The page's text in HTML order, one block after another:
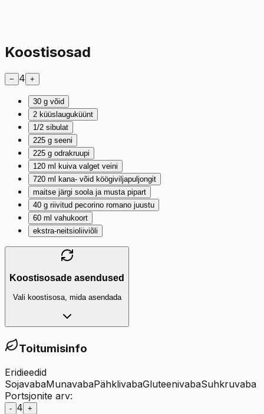
Koostisosad
− 4 +
30 g võid
2 küüslauguküünt
1/2 sibulat
225 g seeni
225 g odrakruupi
120 ml kuiva valget veini
720 ml kana- võid köögiviljapuljongit
maitse järgi soola ja musta pipart
40 g riivitud pecorino romano juustu
60 ml vahukoort
ekstra-neitsioliiviõli
Koostisosade asendused
Vali koostisosa, mida asendada
Toitumisinfo
Eridieedid
SojavabaMunavabaPähklivabaGluteenivabaSuhkruvaba
Portsjonite arv:
- 4 +